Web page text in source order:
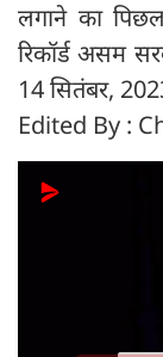
लगाने का
रिकॉर्ड असम
14 सितंबर,
Edited By :